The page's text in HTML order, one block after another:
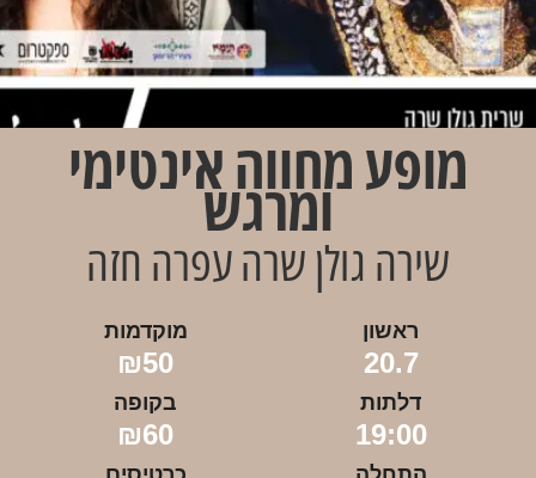
מופע מחווה אינטימי
ומרגש
שירה גולן שרה עפרה חזה
ראשון
20.7
מוקדמות
₪50
דלתות
19:00
בקופה
₪60